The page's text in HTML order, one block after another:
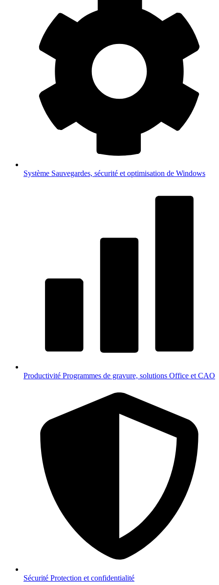
Système Sauvegardes, sécurité et optimisation de Windows
Productivité Programmes de gravure, solutions Office et CAO
Sécurité Protection et confidentialité